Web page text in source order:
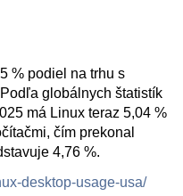
% podiel na trhu s
globálnych štatistík
má Linux teraz 5,04 %
čím prekonal
4,76 %.
desktop-usage-usa/